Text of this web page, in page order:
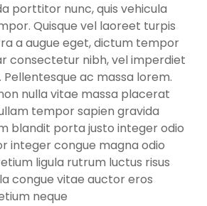
porttitor nunc, quis vehicula
Quisque vel laoreet turpis
a augue eget, dictum tempor
consectetur nibh, vel imperdiet
Pellentesque ac massa lorem.
nulla vitae massa placerat
tempor sapien gravida
blandit porta justo integer odio
integer congue magna odio
ligula rutrum luctus risus
congue vitae auctor eros
neque